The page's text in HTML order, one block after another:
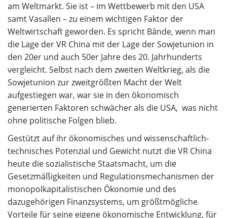
am Weltmarkt. Sie ist – im Wettbewerb mit den USA
samt Vasallen – zu einem wichtigen Faktor der
Weltwirtschaft geworden. Es spricht Bände, wenn man
die Lage der VR China mit der Lage der Sowjetunion in
den 20er und auch 50er Jahre des 20. Jahrhunderts
vergleicht. Selbst nach dem zweiten Weltkrieg, als die
Sowjetunion zur zweitgrößten Macht der Welt
aufgestiegen war, war sie in den ökonomisch
generierten Faktoren schwächer als die USA, was nicht
ohne politische Folgen blieb.
Gestützt auf ihr ökonomisches und wissenschaftlich-
technisches Potenzial und Gewicht nutzt die VR China
heute die sozialistische Staatsmacht, um die
Gesetzmäßigkeiten und Regulationsmechanismen der
monopolkapitalistischen Ökonomie und des
dazugehörigen Finanzsystems, um größtmögliche
Vorteile für seine eigene ökonomische Entwicklung, für